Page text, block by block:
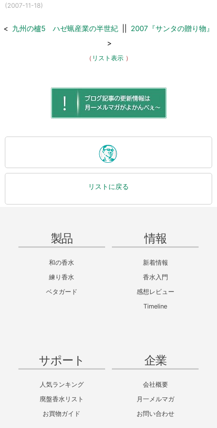
(2007-11-18)
< 九州の櫨5 ハゼ蝋産業の半世紀
2007『サンタの贈り物』
>
（ リスト表示）
リストに戻る
製品
和の香水
練り香水
ベタガード
情報
新着情報
香水入門
感想レビュー
Timeline
サポート
人気ランキング
廃盤香水リスト
お買物ガイド
企業
会社概要
月一メルマガ
お問い合わせ